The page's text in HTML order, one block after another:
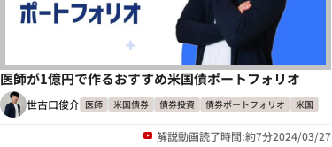
医師が1億円で作るおすすめ米国債ポートフォリオ
世古口俊介 医師 米国債券 債券投資 債券ポートフォリオ 米国
解説動画読了時間:約7分2024/03/27